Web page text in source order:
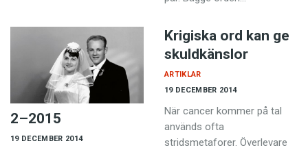
2–2015
19 DECEMBER 2014
Krigiska ord kan ge
skuldkänslor
19 DECEMBER 2014
ARTIKLAR
När cancer kommer på tal
används ofta
stridsmetaforer. Överlevare